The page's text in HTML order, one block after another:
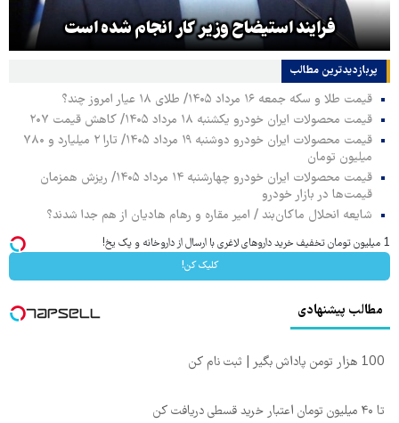
فرایند استیضاح وزیر کار انجام شده است
پربازدیدترین‌ مطالب
قیمت طلا و سکه جمعه ۱۶ مرداد ۱۴۰۵/ طلای ۱۸ عیار امروز چند؟
قیمت محصولات ایران خودرو یکشنبه ۱۸ مرداد ۱۴۰۵/ کاهش قیمت ۲۰۷
قیمت محصولات ایران خودرو دوشنبه ۱۹ مرداد ۱۴۰۵/ تارا ۲ میلیارد و ۷۸۰
میلیون تومان
قیمت محصولات ایران خودرو چهارشنبه ۱۴ مرداد ۱۴۰۵/ ریزش همزمان
قیمت‌ها در بازار خودرو
شایعه انحلال ماکان‌بند / امیر مقاره و رهام هادیان از هم جدا شدند؟
1 میلیون تومان تخفیف خرید داروهای لاغری با ارسال از داروخانه و پک یخ!
کلیک کن!
مطالب پیشنهادی
100 هزار تومن پاداش بگیر | ثبت نام کن
تا ۴۰ میلیون تومان اعتبار خرید قسطی دریافت کن